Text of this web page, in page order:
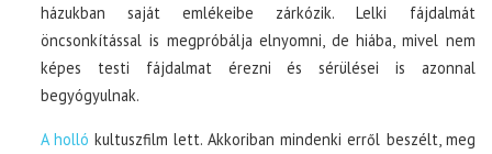
házukban saját emlékeibe zárkózik. Lelki fájdalmát
öncsonkítással is megpróbálja elnyomni, de hiába, mivel nem
képes testi fájdalmat érezni és sérülései is azonnal
begyógyulnak.
A holló kultuszfilm lett. Akkoriban mindenki erről beszélt, meg